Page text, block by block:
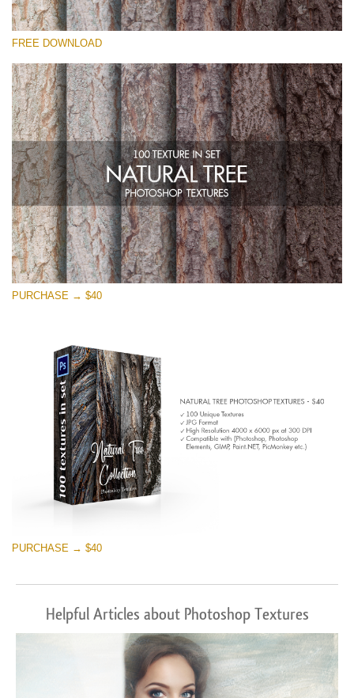
कृपया चुने
Small 800*533px
Natural Tree
(100 Textures)
Large 6000*4000px
Entire Collection
(1783 Overlays)
Large 6000*4000px
मुफ्त डाउनलोड
FREE DOWNLOAD
PURCHASE → $40
PURCHASE → $40
Helpful Articles about Photoshop Textures